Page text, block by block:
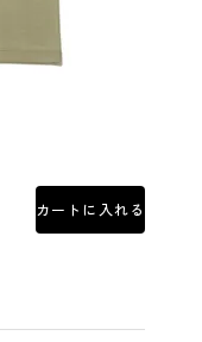
カートに入れる